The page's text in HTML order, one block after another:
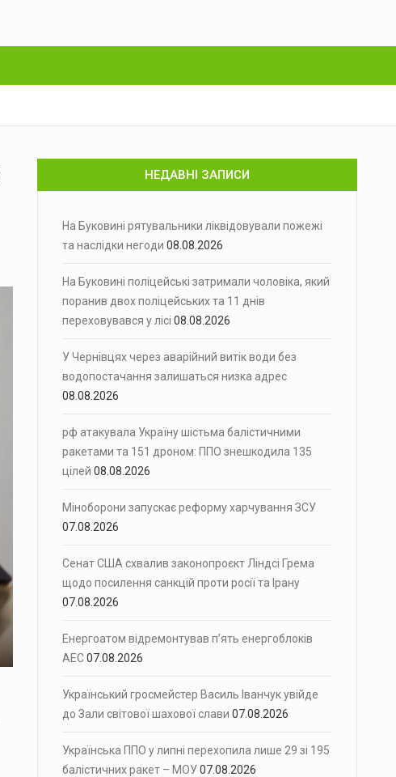
НЕДАВНІ ЗАПИСИ
На Буковині рятувальники ліквідовували пожежі
та наслідки негоди 08.08.2026
На Буковині поліцейські затримали чоловіка, який
поранив двох поліцейських та 11 днів
переховувався у лісі 08.08.2026
У Чернівцях через аварійний витік води без
водопостачання залишаться низка адрес
08.08.2026
рф атакувала Україну шістьма балістичними
ракетами та 151 дроном: ППО знешкодила 135
цілей 08.08.2026
Міноборони запускає реформу харчування ЗСУ
07.08.2026
Сенат США схвалив законопроєкт Ліндсі Грема
щодо посилення санкцій проти росії та Ірану
07.08.2026
Енергоатом відремонтував п’ять енергоблоків
АЕС07.08.2026
Український гросмейстер Василь Іванчук увійде
до Зали світової шахової слави 07.08.2026
Українська ППО у липні перехопила лише 29 зі 195
балістичних ракет – МОУ07.08.2026